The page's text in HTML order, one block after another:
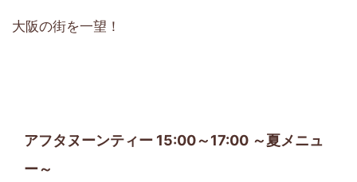
大阪の街を一望！
アフタヌーンティー 15:00～17:00 ～夏メニュ
ー～